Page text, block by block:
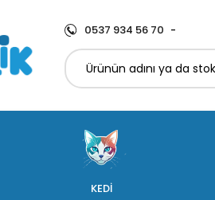
0537 934 56 70
KEDİ